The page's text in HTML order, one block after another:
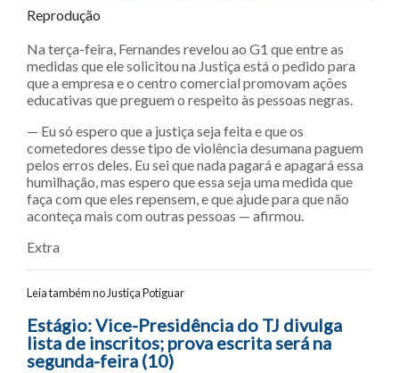
Reprodução
Na terça-feira, Fernandes revelou ao G1 que entre as
medidas que ele solicitou na Justiça está o pedido para
que a empresa e o centro comercial promovam ações
educativas que preguem o respeito às pessoas negras.
— Eu só espero que a justiça seja feita e que os
cometedores desse tipo de violência desumana paguem
pelos erros deles. Eu sei que nada pagará e apagará essa
humilhação, mas espero que essa seja uma medida que
faça com que eles repensem, e que ajude para que não
aconteça mais com outras pessoas — afirmou.
Extra
Leia também no Justiça Potiguar
Navegação entre posts
Estágio: Vice-Presidência do TJ divulga
lista de inscritos; prova escrita será na
segunda-feira (10)